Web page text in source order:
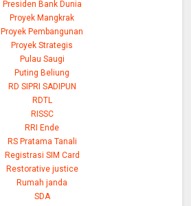
Presiden Bank Dunia
Proyek Mangkrak
Proyek Pembangunan
Proyek Strategis
Pulau Saugi
Puting Beliung
RD SIPRI SADIPUN
RDTL
RISSC
RRI Ende
RS Pratama Tanali
Registrasi SIM Card
Restorative justice
Rumah janda
SDA